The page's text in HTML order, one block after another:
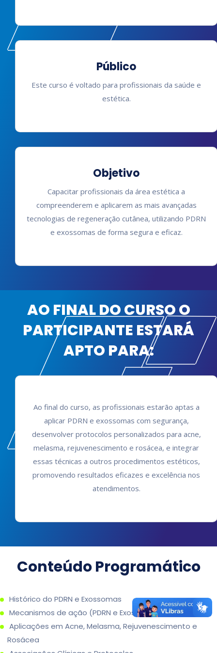
Público
Este curso é voltado para profissionais da saúde e
estética.
Objetivo
Capacitar profissionais da área estética a
compreenderem e aplicarem as mais avançadas
tecnologias de regeneração cutânea, utilizando PDRN
e exossomas de forma segura e eficaz.
AO FINAL DO CURSO O
PARTICIPANTE ESTARÁ
APTO PARA:
Ao final do curso, as profissionais estarão aptas a
aplicar PDRN e exossomas com segurança,
desenvolver protocolos personalizados para acne,
melasma, rejuvenescimento e rosácea, e integrar
essas técnicas a outros procedimentos estéticos,
promovendo resultados eficazes e excelência nos
atendimentos.
Conteúdo Programático
Histórico do PDRN e Exossomas
Mecanismos de ação (PDRN e Exossomas)
Aplicações em Acne, Melasma, Rejuvenescimento e
Rosácea